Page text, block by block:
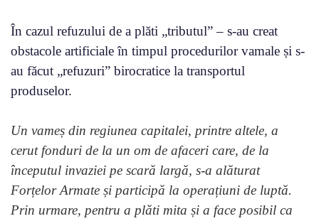
În cazul refuzului de a plăti „tributul” – s-au creat
obstacole artificiale în timpul procedurilor vamale și s-
au făcut „refuzuri” birocratice la transportul
produselor.
Un vameș din regiunea capitalei, printre altele, a
cerut fonduri de la un om de afaceri care, de la
începutul invaziei pe scară largă, s-a alăturat
Forțelor Armate și participă la operațiuni de luptă.
Prin urmare, pentru a plăti mita și a face posibil ca